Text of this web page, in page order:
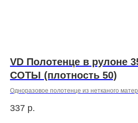
VD Полотенце в рулоне
CОТЫ (плотность 50)
Одноразовое полотенце из нетканого
технических целях. Материал
337 р.